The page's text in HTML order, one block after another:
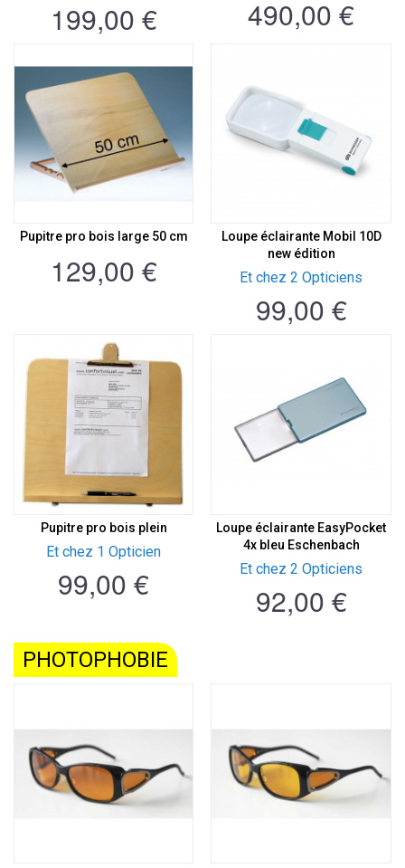
199,00 € 490,00 €
Pupitre pro bois large 50 cm
129,00 €
Loupe éclairante Mobil 10D
new édition
Et chez 2 Opticiens
99,00 €
Pupitre pro bois plein
Et chez 1 Opticien
99,00 €
Loupe éclairante EasyPocket
4x bleu Eschenbach
Et chez 2 Opticiens
92,00 €
PHOTOPHOBIE